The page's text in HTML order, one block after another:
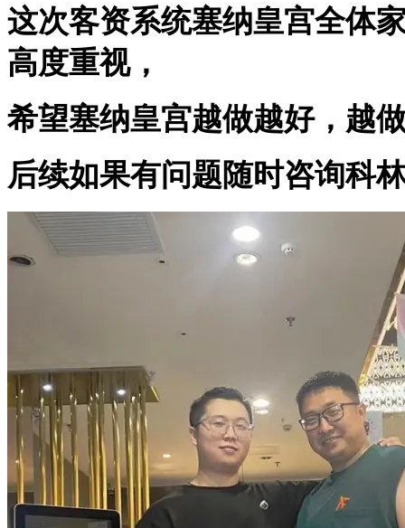
这次客资系统塞纳皇宫全体
高度重视，
希望塞纳皇宫越做越好，越
后续如果有问题随时咨询科